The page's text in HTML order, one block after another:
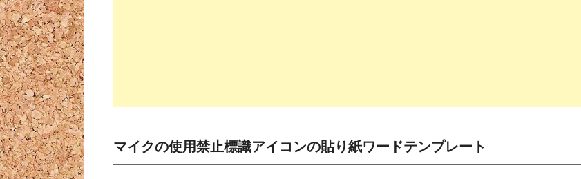
マイクの使用禁止標識アイコンの貼り紙ワードテンプレート